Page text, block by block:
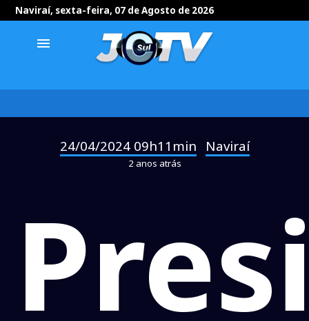
Naviraí, sexta-feira, 07 de Agosto de 2026
menu
24/04/2024 09h11min Naviraí
2 anos atrás